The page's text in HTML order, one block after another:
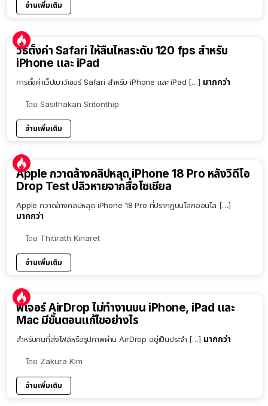
อ่านเพิ่มเติม
วิธีตั้งค่า Safari ให้ลื่นไหลระดับ 120 fps สำหรับ
iPhone และ iPad
การตั้งค่าเว็ปเบาว์เซอร์ Safari สำหรับ iPhone และ iPad […] มากกว่า
โดย Sasithakan Sritonthip
อ่านเพิ่มเติม
Apple กวาดล้างคลิปหลุด iPhone 18 Pro หลังวิดีโอ
Drop Test ปลิวหายจากสื่อโซเชียล
Apple กวาดล้างคลิปหลุด iPhone 18 Pro ที่ปรากฏบนโลกออนไล […]
มากกว่า
โดย Thitirath Kinaret
อ่านเพิ่มเติม
ฟีเจอร์ AirDrop ไม่ทำงานบน iPhone, iPad และ
Mac มีขั้นตอนแก้ไขอย่างไร
สำหรับคนที่ส่งไฟล์หรือรูปภาพผ่าน AirDrop อยู่เป็นประจำ […] มากกว่า
โดย Zakura Kim
อ่านเพิ่มเติม